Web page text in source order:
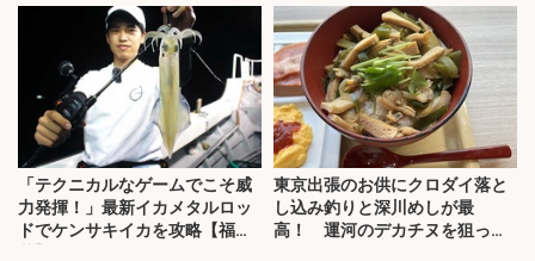
「テクニカルなゲームでこそ威
力発揮！」最新イカメタルロッ
ドでケンサキイカを攻略【福
東京出張のお供にクロダイ落と
し込み釣りと深川めしが最
高！ 運河のデカチヌを狙って